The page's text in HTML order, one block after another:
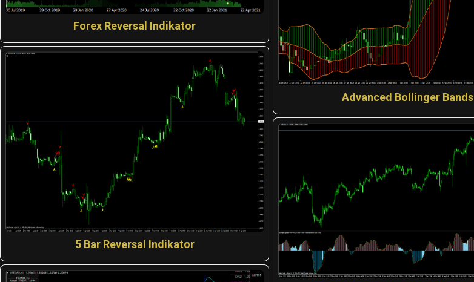
Forex Reversal Indikator
5 Bar Reversal Indikator
Advanced Bollinger Bands